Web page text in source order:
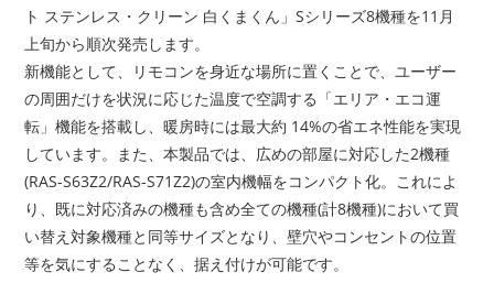
ト ステンレス・クリーン 白くまくん」Sシリーズ8機種を11月
上旬から順次発売します。
新機能として、リモコンを身近な場所に置くことで、ユーザー
の周囲だけを状況に応じた温度で空調する「エリア・エコ運
転」機能を搭載し、暖房時には最大約 14%の省エネ性能を実現
しています。また、本製品では、広めの部屋に対応した2機種
(RAS-S63Z2/RAS-S71Z2)の室内機幅をコンパクト化。これによ
り、既に対応済みの機種も含め全ての機種(計8機種)において買
い替え対象機種と同等サイズとなり、壁穴やコンセントの位置
等を気にすることなく、据え付けが可能です。